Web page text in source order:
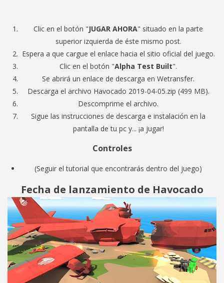
Clic en el botón "JUGAR AHORA" situado en la parte
superior izquierda de éste mismo post.
Espera a que cargue el enlace hacia el sitio oficial del juego.
Clic en el botón "Alpha Test Built".
Se abrirá un enlace de descarga en Wetransfer.
Descarga el archivo Havocado 2019-04-05.zip (499 MB).
Descomprime el archivo.
Sigue las instrucciones de descarga e instalación en la
pantalla de tu pc y... ¡a jugar!
Controles
(Seguir el tutorial que encontrarás dentro del juego)
Fecha de lanzamiento de Havocado